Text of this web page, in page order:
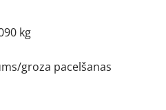
kg
groza pacelšanas